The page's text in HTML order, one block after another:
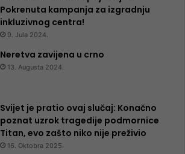
Pokrenuta kampanja za izgradnju
inkluzivnog centra!
9. Jula 2024.
Neretva zavijena u crno
13. Augusta 2024.
Svijet je pratio ovaj slučaj: Konačno
poznat uzrok tragedije podmornice
Titan, evo zašto niko nije preživio
16. Oktobra 2025.